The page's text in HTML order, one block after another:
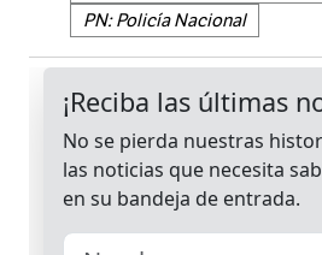
PN: Policía Nacional